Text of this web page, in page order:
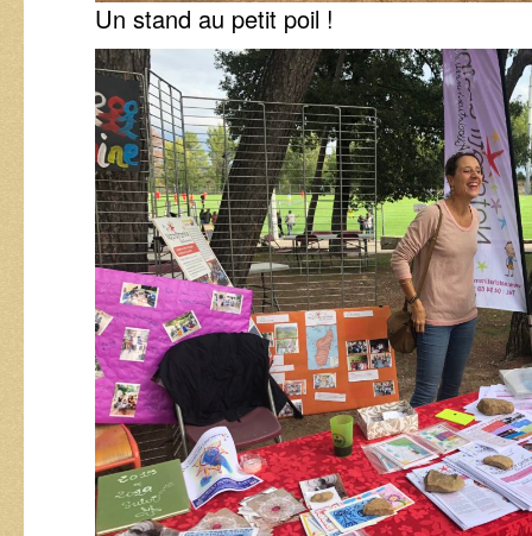
Un stand au petit poil !